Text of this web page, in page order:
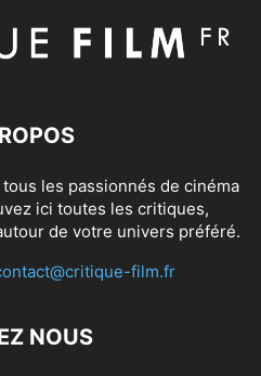
les passionnés de cinéma
ici toutes les critiques,
de votre univers préféré.
film.fr
NOUS